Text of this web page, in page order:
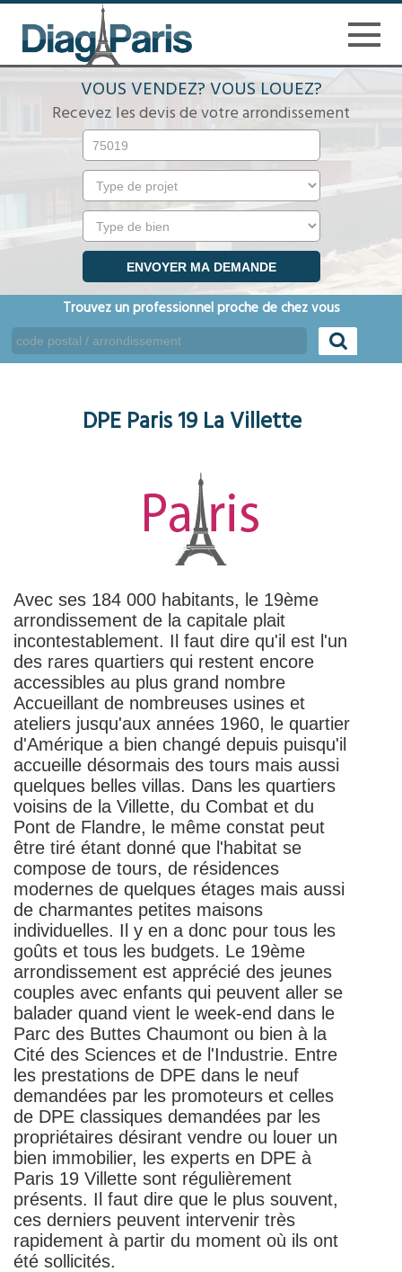
VOUS VENDEZ? VOUS LOUEZ?
Recevez les devis de votre arrondissement
Trouvez un professionnel proche de chez vous
DPE Paris 19 La Villette
Avec ses 184 000 habitants, le 19ème
arrondissement de la capitale plait
incontestablement. Il faut dire qu'il est l'un
des rares quartiers qui restent encore
accessibles au plus grand nombre
Accueillant de nombreuses usines et
ateliers jusqu'aux années 1960, le quartier
d'Amérique a bien changé depuis puisqu'il
accueille désormais des tours mais aussi
quelques belles villas. Dans les quartiers
voisins de la Villette, du Combat et du
Pont de Flandre, le même constat peut
être tiré étant donné que l'habitat se
compose de tours, de résidences
modernes de quelques étages mais aussi
de charmantes petites maisons
individuelles. Il y en a donc pour tous les
goûts et tous les budgets. Le 19ème
arrondissement est apprécié des jeunes
couples avec enfants qui peuvent aller se
balader quand vient le week-end dans le
Parc des Buttes Chaumont ou bien à la
Cité des Sciences et de l'Industrie. Entre
les prestations de DPE dans le neuf
demandées par les promoteurs et celles
de DPE classiques demandées par les
propriétaires désirant vendre ou louer un
bien immobilier, les experts en DPE à
Paris 19 Villette sont régulièrement
présents. Il faut dire que le plus souvent,
ces derniers peuvent intervenir très
rapidement à partir du moment où ils ont
été sollicités.